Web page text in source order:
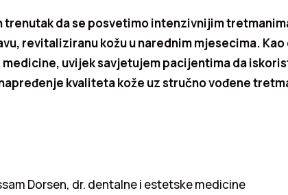
trenutak da se posvetimo intenzivnijim
revitaliziranu kožu u narednim mjesecima.
uvijek savjetujem pacijentima da
kvaliteta kože uz stručno vođene
Dorsen, dr. dentalne i estetske medicine